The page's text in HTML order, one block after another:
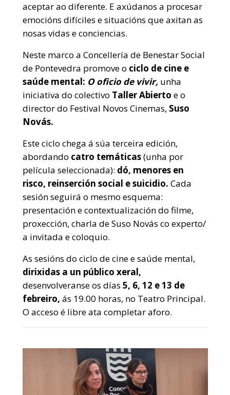
aceptar ao diferente. E axúdanos a procesar
emocións difíciles e situacións que axitan as
nosas vidas e conciencias.
Neste marco a Concellería de Benestar Social
de Pontevedra promove o ciclo de cine e
saúde mental: O oficio de vivir, unha
iniciativa do colectivo Taller Abierto e o
director do Festival Novos Cinemas, Suso
Novás.
Este ciclo chega á súa terceira edición,
abordando catro temáticas(unha por
película seleccionada): dó, menores en
risco, reinserción social e suicidio. Cada
sesión seguirá o mesmo esquema:
presentación e contextualización do filme,
proxección, charla de Suso Novás co experto/
a invitada e coloquio.
As sesións do ciclo de cine e saúde mental,
dirixidas a un público xeral,
desenvolveranse os días 5, 6, 12 e 13 de
febreiro, ás 19.00 horas, no Teatro Principal.
O acceso é libre ata completar aforo.